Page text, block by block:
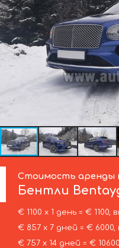
Стоимость аренды
Бентли
€ 1100 х 1 день = € 1100,
€ 857 х 7 дней = € 6000,
€ 757 х 14 дней = €